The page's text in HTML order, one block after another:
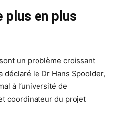
plus en plus
un problème croissant
déclaré le Dr Hans Spoolder,
à l’université de
coordinateur du projet